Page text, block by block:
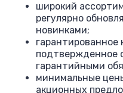
широкий
регулярно
новинками;
гарантированное
подтвержденное
гарантийными
минимальные
акционных